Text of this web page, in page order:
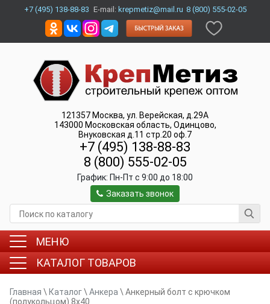
+7 (495) 138-88-83 E-mail: krepmetiz@mail.ru 8 (800) 555-02-05
121357 Москва, ул. Верейская, д.29А
143000 Московская область, Одинцово,
Внуковская д.11 стр.20 оф.7
+7 (495) 138-88-83
8 (800) 555-02-05
График: Пн-Пт c 9:00 до 18:00
Заказать звонок
МЕНЮ
КАТАЛОГ ТОВАРОВ
Главная \ Каталог\ Анкера \ Анкерный болт с крючком
(полукольцом) 8x40